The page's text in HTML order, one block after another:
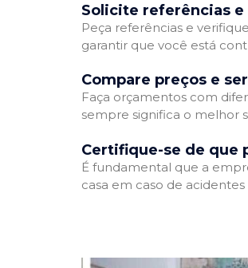
Solicite referências e
Peça referências e
garantir que você está
Compare preços e
Faça orçamentos com
sempre significa o melhor
Certifique-se de que
É fundamental que a
casa em caso de